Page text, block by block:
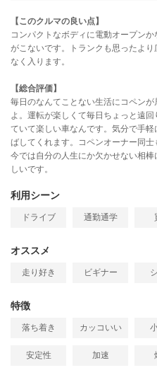
【このクルマの良い点】
コンパクトなボディに電動オープン
がこないです。トランクも思ったよ
なく入ります。
【総合評価】
毎日のなんてことない生活にコペン
よ。運転が楽しくて毎日ちょっと遠
ていて楽しい車なんです。気分で手
ばしてくれます。コペンオーナー同士
今では自分の人生にか欠かせない相
しいです。
利用シーン
ドライブ 通勤通学
オススメ
走り好き ビギナー
特徴
落ち着き カッコいい
安定性 加速